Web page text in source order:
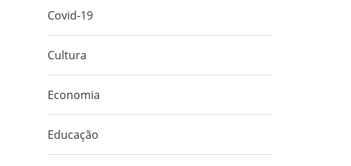
Covid-19
Cultura
Economia
Educação